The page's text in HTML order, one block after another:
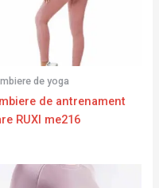
de yoga
de antrenament
RUXI me216